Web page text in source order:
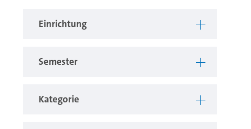
Einrichtung
Semester
Kategorie